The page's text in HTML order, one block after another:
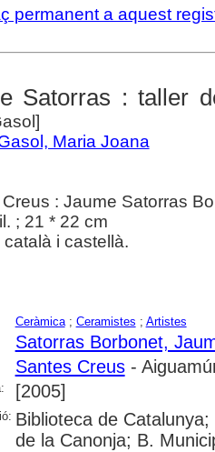
permanent a aquest
Satorras : taller
Maria Joana
: Jaume Satorras
; 21 * 22 cm
català i castellà.
Ceràmica; Ceramistes ; Artistes
Satorras Borbonet,
Santes Creus-
[2005]
Biblioteca de
de la Canonja; B.